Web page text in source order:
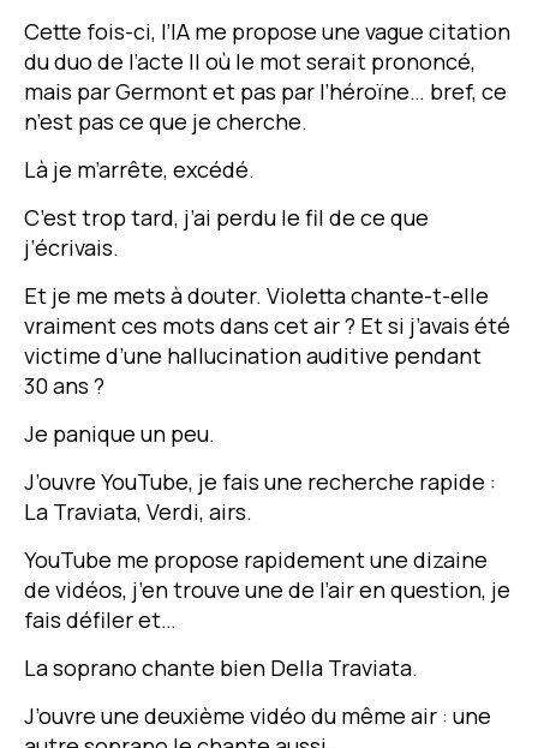
Cette fois-ci, l’IA me propose une vague citation
du duo de l’acte II où le mot serait prononcé,
mais par Germont et pas par l’héroïne… bref, ce
n’est pas ce que je cherche.
Là je m’arrête, excédé.
C’est trop tard, j’ai perdu le fil de ce que
j’écrivais.
Et je me mets à douter. Violetta chante-t-elle
vraiment ces mots dans cet air ? Et si j’avais été
victime d’une hallucination auditive pendant
30 ans ?
Je panique un peu.
J’ouvre YouTube, je fais une recherche rapide :
La Traviata, Verdi, airs.
YouTube me propose rapidement une dizaine
de vidéos, j’en trouve une de l’air en question, je
fais défiler et…
La soprano chante bien Della Traviata.
J’ouvre une deuxième vidéo du même air : une